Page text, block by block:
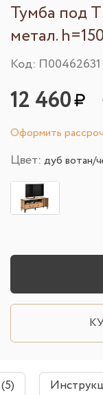
Тумба под
метал.
Код: П00462631
12 460
Оформить
Цвет: дуб вотан/